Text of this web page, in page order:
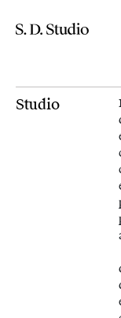
Navegació
Studio